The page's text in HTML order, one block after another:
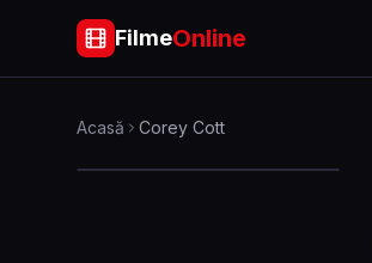
FilmeOnline
Acasă Corey Cott